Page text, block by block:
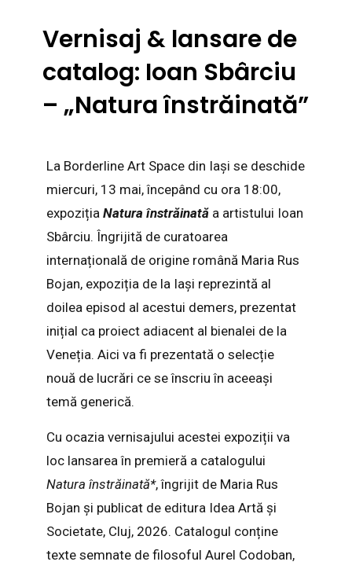
Vernisaj & lansare de
catalog: Ioan Sbârciu
– „Natura înstrăinată”
La Borderline Art Space din Iași se deschide
miercuri, 13 mai, începând cu ora 18:00,
expoziția Natura înstrăinatăa artistului Ioan
Sbârciu. Îngrijită de curatoarea
internațională de origine română Maria Rus
Bojan, expoziția de la Iași reprezintă al
doilea episod al acestui demers, prezentat
inițial ca proiect adiacent al bienalei de la
Veneția. Aici va fi prezentată o selecție
nouă de lucrări ce se înscriu în aceeași
temă generică.
Cu ocazia vernisajului acestei expoziții va
loc lansarea în premieră a catalogului
Natura înstrăinată*, îngrijit de Maria Rus
Bojan și publicat de editura Idea Artă și
Societate, Cluj, 2026. Catalogul conține
texte semnate de filosoful Aurel Codoban,